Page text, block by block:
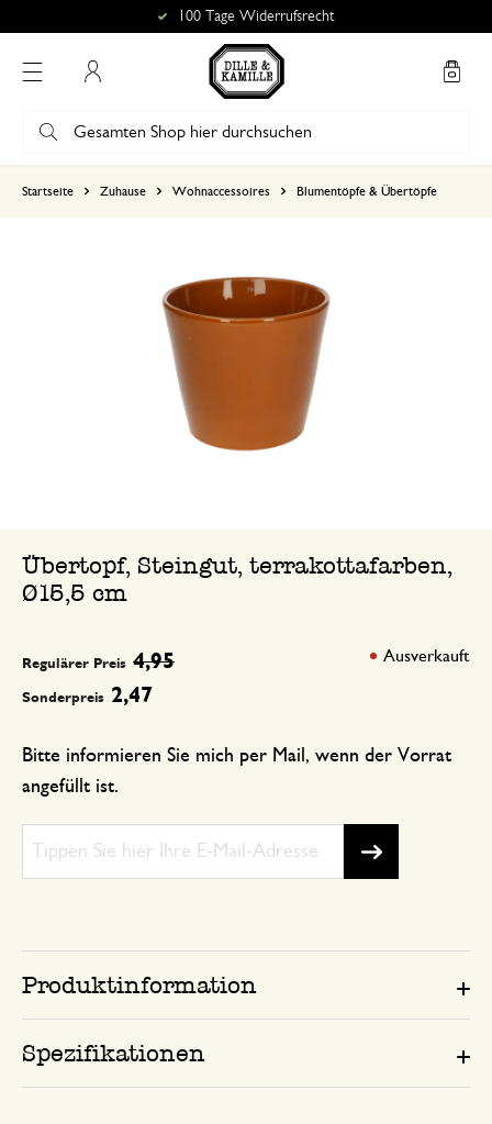
100 Tage Widerrufsrecht
Startseite Zuhause Wohnaccessoires Blumentöpfe & Übertöpfe
Übertopf, Steingut, terrakottafarben,
Ø15,5 cm
Sonderpreis 2,47
Regulärer Preis 4,95
Bitte informieren Sie mich per Mail, wenn der Vorrat
angefüllt ist.
Ausverkauft
Produktinformation
Spezifikationen